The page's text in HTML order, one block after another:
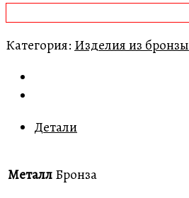
Категория: Изделия из бронзы
Детали
МеталлБронза